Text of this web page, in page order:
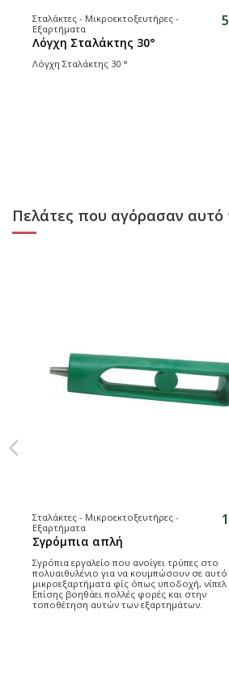
Σταλάκτες - Μικροεκτοξευτήρες -
Εξαρτήματα
Λόγχη Σταλάκτης 30°
Λόγχη Σταλάκτης 30 °
Πελάτες που αγόρασαν αυτό
Σταλάκτες - Μικροεκτοξευτήρες -
Εξαρτήματα
Σγρόμπια απλή
Σγρόπια εργαλείο που ανοίγει τρύπες στο
πολυαιθυλένιο για να κουμπώσουν σε αυτό
μικροεξαρτήματα φίς όπως υποδοχή, νίπελ
Επίσης βοηθάει πολλές φορές και στην
τοποθέτηση αυτών των εξαρτημάτων.